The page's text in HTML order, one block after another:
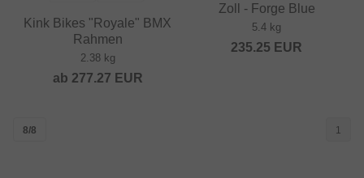
Kink Bikes "Royale" BMX
Rahmen
2.38 kg
ab 277.27 EUR
Zoll - Forge Blue
5.4 kg
235.25 EUR
8/8 1